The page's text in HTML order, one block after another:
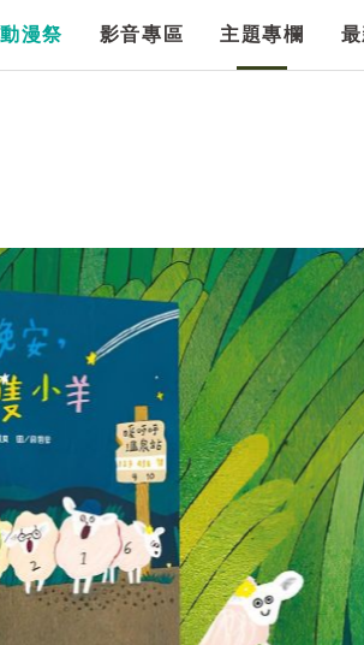
漫祭 影音專區 主題專欄